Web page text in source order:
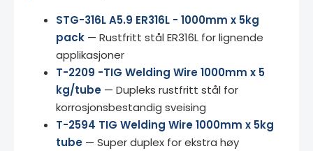
STG-316L A5.9 ER316L - 1000mm x 5kg
pack — Rustfritt stål ER316L for lignende
applikasjoner
T-2209 -TIG Welding Wire 1000mm x 5
kg/tube — Dupleks rustfritt stål for
korrosjonsbestandig sveising
T-2594 TIG Welding Wire 1000mm x 5kg
tube — Super duplex for ekstra høy